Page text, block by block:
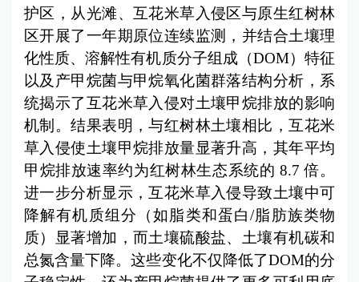
护区，从光滩、互花米草入侵区与原生红树林
区开展了一年期原位连续监测，并结合土壤理
化性质、溶解性有机质分子组成（DOM）特征
以及产甲烷菌与甲烷氧化菌群落结构分析，系
统揭示了互花米草入侵对土壤甲烷排放的影响
机制。结果表明，与红树林土壤相比，互花米
草入侵使土壤甲烷排放量显著升高，其年平均
甲烷排放速率约为红树林生态系统的 8.7 倍。
进一步分析显示，互花米草入侵导致土壤中可
降解有机质组分（如脂类和蛋白/脂肪族类物
质）显著增加，而土壤硫酸盐、土壤有机碳和
总氮含量下降。这些变化不仅降低了DOM的分